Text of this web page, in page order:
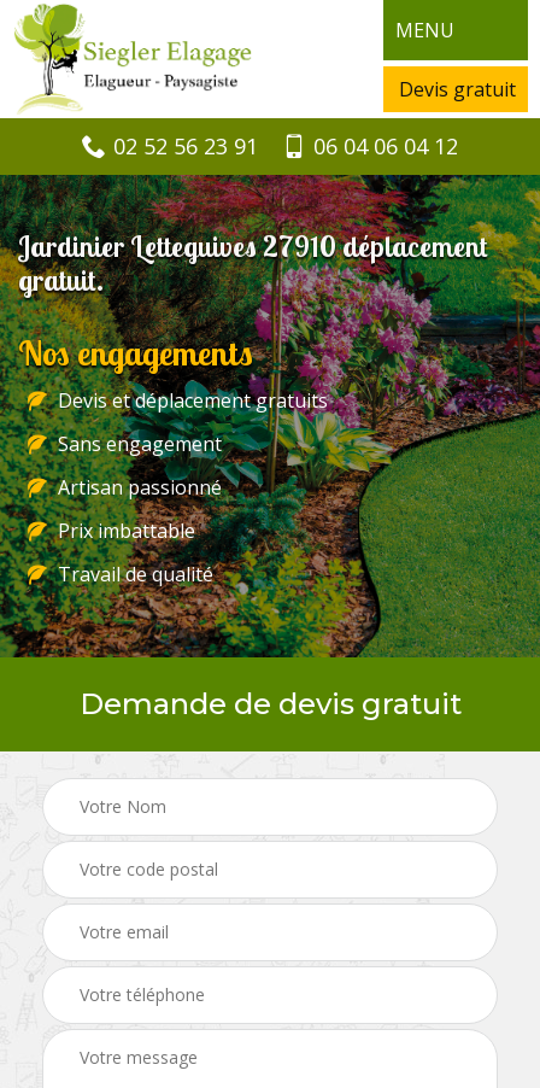
MENU
Devis gratuit
02 52 56 23 91 06 04 06 04 12
Jardinier Letteguives 27910 déplacement
gratuit.
Nos engagements
Devis et déplacement gratuits
Sans engagement
Artisan passionné
Prix imbattable
Travail de qualité
Demande de devis gratuit